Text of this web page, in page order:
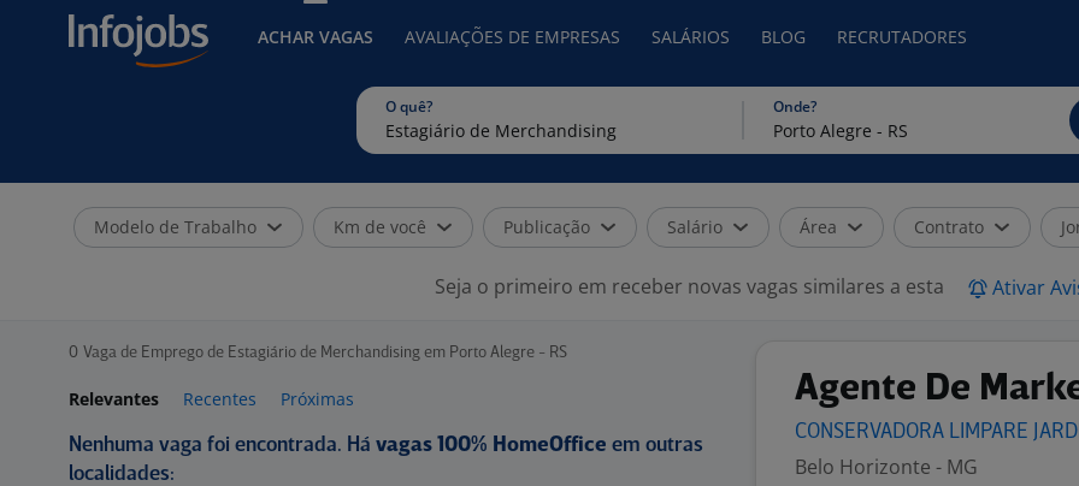
ACHAR VAGAS AVALIAÇÕES DE EMPRESAS SALÁRIOS BLOG RECRUTADORES
O quê? Onde?
Modelo de Trabalho Km de você Publicação Salário Área Contrato
Seja o primeiro em receber novas vagas similares a esta Ativar
0 Vaga de Emprego de Estagiário de Merchandising em Porto Alegre - RS
Relevantes Recentes Próximas
Nenhuma vaga foi encontrada. Há vagas 100% HomeOffice em outras
localidades:
Agente De
CONSERVADORA LIMPARE
Belo Horizonte - MG